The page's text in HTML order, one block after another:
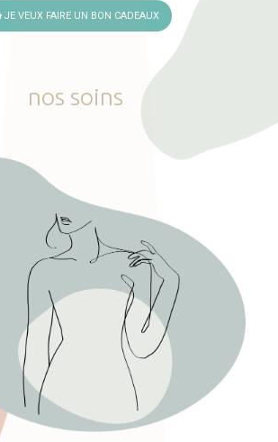
JE VEUX FAIRE UN BON CADEAUX
nos soins